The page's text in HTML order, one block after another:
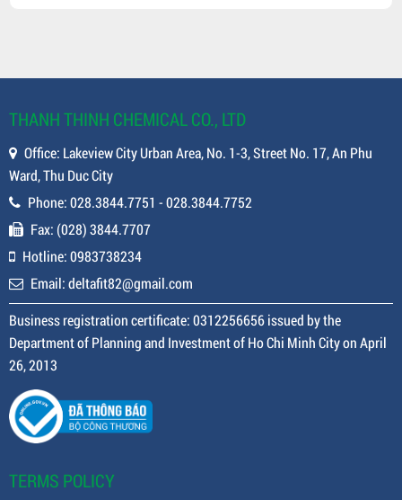
THANH THINH CHEMICAL CO., LTD
Office: Lakeview City Urban Area, No. 1-3, Street No. 17, An Phu
Ward, Thu Duc City
Phone: 028.3844.7751 - 028.3844.7752
Fax: (028) 3844.7707
Hotline: 0983738234
Email: deltafit82@gmail.com
Business registration certificate: 0312256656 issued by the
Department of Planning and Investment of Ho Chi Minh City on April
26, 2013
TERMS POLICY